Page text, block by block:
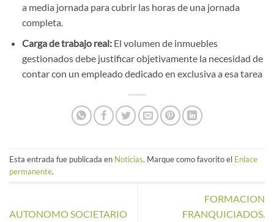
a media jornada para cubrir las horas de una jornada
completa.
Carga de trabajo real:El volumen de inmuebles
gestionados debe justificar objetivamente la necesidad de
contar con un empleado dedicado en exclusiva a esa tarea
Esta entrada fue publicada en Noticias. Marque como favorito el Enlace
permanente.
AUTONOMO SOCIETARIO
FORMACION
FRANQUICIADOS.